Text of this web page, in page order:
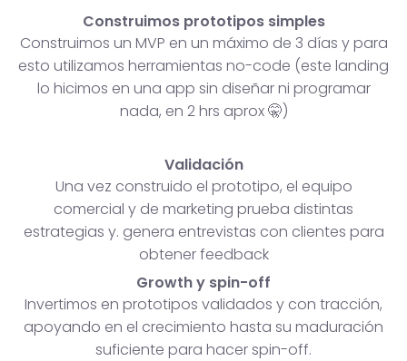
Construimos prototipos simples
Construimos un MVP en un máximo de 3 días y para
esto utilizamos herramientas no-code (este landing
lo hicimos en una app sin diseñar ni programar
nada, en 2 hrs aprox 🤫)
Validación
Una vez construido el prototipo, el equipo
comercial y de marketing prueba distintas
estrategias y. genera entrevistas con clientes para
obtener feedback
Growth y spin-off
Invertimos en prototipos validados y con tracción,
apoyando en el crecimiento hasta su maduración
suficiente para hacer spin-off.